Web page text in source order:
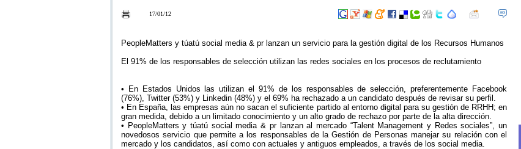
17/01/12
PeopleMatters y túatú social media & pr lanzan un servicio para la gestión digital de los Recursos Humanos
El 91% de los responsables de selección utilizan las redes sociales en los procesos de reclutamiento
• En Estados Unidos las utilizan el 91% de los responsables de selección, preferentemente Facebook
(76%), Twitter (53%) y Linkedin (48%) y el 69% ha rechazado a un candidato después de revisar su perfil.
• En España, las empresas aún no sacan el suficiente partido al entorno digital para su gestión de RRHH; en
gran medida, debido a un limitado conocimiento y un alto grado de rechazo por parte de la alta dirección.
• PeopleMatters y túatú social media & pr lanzan al mercado “Talent Management y Redes sociales”, un
novedosos servicio que permite a los responsables de la Gestión de Personas manejar su relación con el
mercado y los candidatos, así como con actuales y antiguos empleados, a través de los social media.